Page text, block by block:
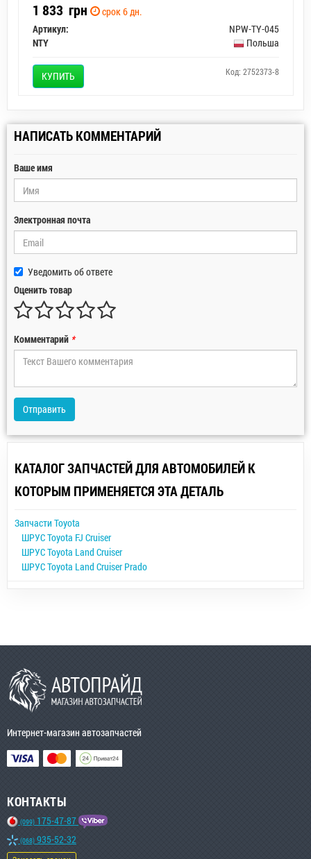
1 833 грн
срок 6 дн.
Артикул:
NPW-TY-045
NTY
Польша
КУПИТЬ Код: 2752373-8
НАПИСАТЬ КОММЕНТАРИЙ
Ваше имя
Электронная почта
Уведомить об ответе
Оценить товар
Комментарий *
Отправить
КАТАЛОГ ЗАПЧАСТЕЙ ДЛЯ АВТОМОБИЛЕЙ К
КОТОРЫМ ПРИМЕНЯЕТСЯ ЭТА ДЕТАЛЬ
Запчасти Toyota
ШРУС Toyota FJ Cruiser
ШРУС Toyota Land Cruiser
ШРУС Toyota Land Cruiser Prado
Интернет-магазин автозапчастей
КОНТАКТЫ
(099) 175-47-87
(068) 935-52-32